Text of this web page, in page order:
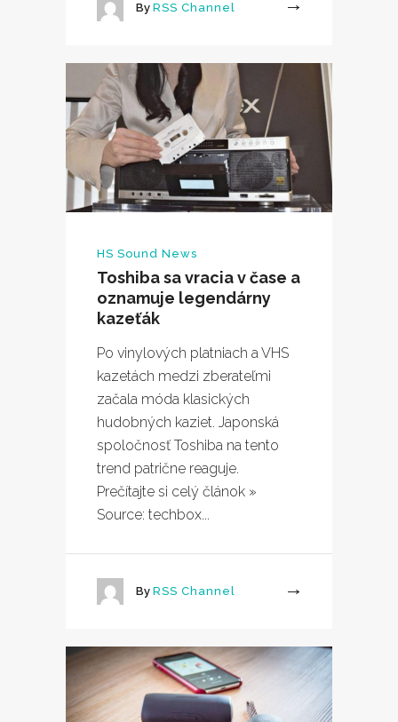
By RSS Channel
More
HS Sound News
Toshiba sa vracia v čase a
oznamuje legendárny
kazeťák
Po vinylových platniach a VHS
kazetách medzi zberateľmi
začala móda klasických
hudobných kaziet. Japonská
spoločnosť Toshiba na tento
trend patrične reaguje.
Prečítajte si celý článok »
Source: techbox...
By RSS Channel
More